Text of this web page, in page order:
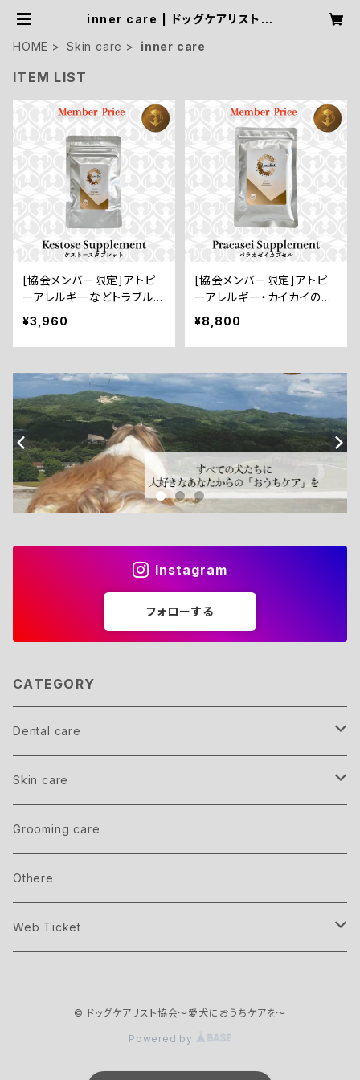
inner care | ドッグケアリスト協
HOME
Skin care inner care
ITEM LIST
[協会メンバー限定]アトピ
ーアレルギーなどトラブル
肌のインナーケアに【Kesto
se Supplement／オリゴ
糖サプリメント：60錠】
¥3,960
[協会メンバー限定]アトピ
ーアレルギー・カイカイの子
のインナーケアに【Pracase
i Supplement／PG乳酸菌
カプセル：60錠】
¥8,800
Instagram
フォローする
CATEGORY
Dental care
Member
Skin care
inner care
outer care
Grooming care
Othere
Web Ticket
© ドッグケアリスト協会〜愛犬におうちケアを〜
Powered by